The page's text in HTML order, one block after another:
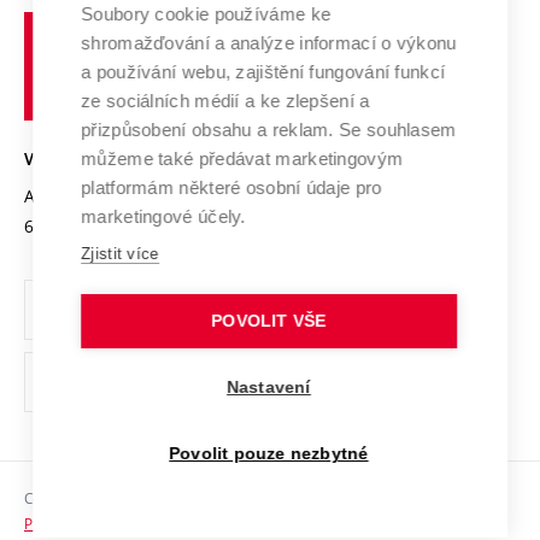
Výzkumné infrastruktury
Transfer znalostí
Open Science
Projekty
Projekty ze strukturálních fondů
Specifický výzkum
Spolupráce se školami
Služby univerzity
Mezinárodní dohody
Univerzitní sítě
Udržitelná univerzita
Podnikavá univerzita / ContriBUTe
Bezpečná univerzita
Vyznamenání
Organizační struktura
Ochrana osobních údajů
odkaz)
Sociální bezpečí
učení
technické
VYSOKÉ UČENÍ TECHNICKÉ V BRNĚ
Antonínská 548/1
602 00 Brno
www.vut.cz
vut@vutbr.cz
Copyright © 2026 VUT
Prohlášení o přístupnosti
Soubory cookie používáme ke
shromažďování a analýze informací o výkonu
a používání webu, zajištění fungování funkcí
ze sociálních médií a ke zlepšení a
přizpůsobení obsahu a reklam. Se souhlasem
můžeme také předávat marketingovým
platformám některé osobní údaje pro
marketingové účely.
Zjistit více
POVOLIT VŠE
Nastavení
Povolit pouze nezbytné